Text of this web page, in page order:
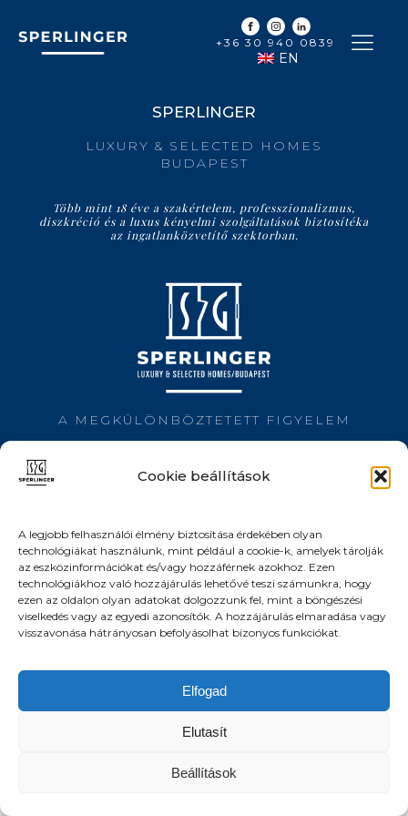
Cookie beállítások
A legjobb felhasználói élmény biztosítása érdekében olyan
technológiákat használunk, mint például a cookie-k, amelyek tárolják
az eszközinformációkat és/vagy hozzáférnek azokhoz. Ezen
technológiákhoz való hozzájárulás lehetővé teszi számunkra, hogy
ezen az oldalon olyan adatokat dolgozzunk fel, mint a böngészési
viselkedés vagy az egyedi azonosítók. A hozzájárulás elmaradása vagy
visszavonása hátrányosan befolyásolhat bizonyos funkciókat.
Elfogad
Elutasít
Beállítások
+36 30 940 0839
EN
SPERLINGER
LUXURY & SELECTED HOMES
BUDAPEST
Több mint 18 éve a szakértelem, professzionalizmus,
diszkréció és a luxus kényelmi szolgáltatások biztosítéka
az ingatlanközvetítő szektorban.
A MEGKÜLÖNBÖZTETETT FIGYELEM
Időpont egyeztetés:
+36 30 940 0839
Email: info@sperlinger.com
© 2026 SPERLINGER / LUXURY & SELECTED HOMES /
ADATKEZELÉSI TÁJÉKOZTATÓ
COOKIE BEÁLLÍTÁSOK